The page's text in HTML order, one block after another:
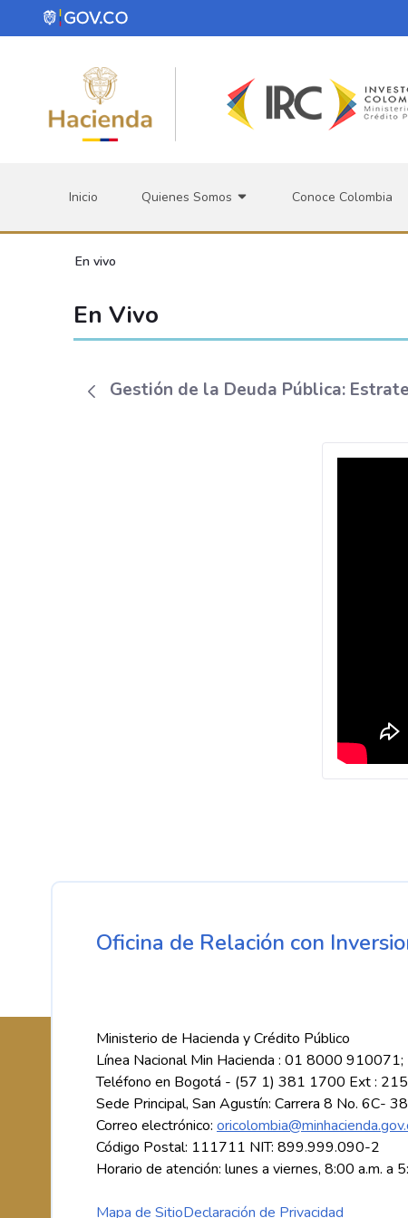
Saltar al contenido principal
Inicio Quienes Somos Conoce Colombia
En vivo
En Vivo
Gestión de la Deuda Pública:
Oficina de Relación con
Ministerio de Hacienda y Crédito Público
Línea Nacional Min Hacienda : 01 8000 910071;
Teléfono en Bogotá - (57 1) 381 1700 Ext :
Sede Principal, San Agustín: Carrera 8 No. 6C-
Correo electrónico:
Código Postal: 111711 NIT: 899.999.090-2
Horario de atención: lunes a viernes, 8:00 a.m. a
Mapa de SitioDeclaración de Privacidad